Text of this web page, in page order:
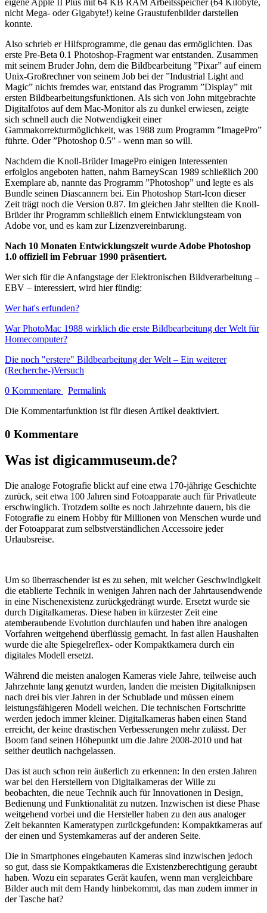
nicht Mega- oder Gigabyte!) keine Graustufenbilder darstellen
konnte.
Also schrieb er Hilfsprogramme, die genau das ermöglichten. Das
erste Pre-Beta 0.1 Photoshop-Fragment war entstanden. Zusammen
mit seinem Bruder John, dem die Bildbearbeitung ”Pixar” auf einem
Unix-Großrechner von seinem Job bei der ”Industrial Light and
Magic” nichts fremdes war, entstand das Programm ”Display” mit
ersten Bildbearbeitungsfunktionen. Als sich von John mitgebrachte
Digitalfotos auf dem Mac-Monitor als zu dunkel erwiesen, zeigte
sich schnell auch die Notwendigkeit einer
Gammakorrekturmöglichkeit, was 1988 zum Programm ”ImagePro”
führte. Oder ”Photoshop 0.5” - wenn man so will.
Nachdem die Knoll-Brüder ImagePro einigen Interessenten
erfolglos angeboten hatten, nahm BarneyScan 1989 schließlich 200
Exemplare ab, nannte das Programm ”Photoshop” und legte es als
Bundle seinen Diascannern bei. Ein Photoshop Start-Icon dieser
Zeit trägt noch die Version 0.87. Im gleichen Jahr stellten die Knoll-
Brüder ihr Programm schließlich einem Entwicklungsteam von
Adobe vor, und es kam zur Lizenzvereinbarung.
Nach 10 Monaten Entwicklungszeit wurde Adobe Photoshop
1.0 offiziell im Februar 1990 präsentiert.
Wer sich für die Anfangstage der Elektronischen Bildverarbeitung –
EBV – interessiert, wird hier fündig:
Wer hat's erfunden?
War PhotoMac 1988 wirklich die erste Bildbearbeitung der Welt für
Homecomputer?
Die noch "erstere" Bildbearbeitung der Welt – Ein weiterer
(Recherche-)Versuch
0 Kommentare
Permalink
Die Kommentarfunktion ist für diesen Artikel deaktiviert.
0 Kommentare
Was ist digicammuseum.de?
Die analoge Fotografie blickt auf eine etwa 170-jährige Geschichte
zurück, seit etwa 100 Jahren sind Fotoapparate auch für Privatleute
erschwinglich. Trotzdem sollte es noch Jahrzehnte dauern, bis die
Fotografie zu einem Hobby für Millionen von Menschen wurde und
der Fotoapparat zum selbstverständlichen Accessoire jeder
Urlaubsreise.
Um so überraschender ist es zu sehen, mit welcher Geschwindigkeit
die etablierte Technik in wenigen Jahren nach der Jahrtausendwende
in eine Nischenexistenz zurückgedrängt wurde. Ersetzt wurde sie
durch Digitalkameras. Diese haben in kürzester Zeit eine
atemberaubende Evolution durchlaufen und haben ihre analogen
Vorfahren weitgehend überflüssig gemacht. In fast allen Haushalten
wurde die alte Spiegelreflex- oder Kompaktkamera durch ein
digitales Modell ersetzt.
Während die meisten analogen Kameras viele Jahre, teilweise auch
Jahrzehnte lang genutzt wurden, landen die meisten Digitalknipsen
nach drei bis vier Jahren in der Schublade und müssen einem
leistungsfähigeren Modell weichen. Die technischen Fortschritte
werden jedoch immer kleiner. Digitalkameras haben einen Stand
erreicht, der keine drastischen Verbesserungen mehr zulässt. Der
Boom fand seinen Höhepunkt um die Jahre 2008-2010 und hat
seither deutlich nachgelassen.
Das ist auch schon rein äußerlich zu erkennen: In den ersten Jahren
war bei den Herstellern von Digitalkameras der Wille zu
beobachten, die neue Technik auch für Innovationen in Design,
Bedienung und Funktionalität zu nutzen. Inzwischen ist diese Phase
weitgehend vorbei und die Hersteller haben zu den aus analoger
Zeit bekannten Kameratypen zurückgefunden: Kompaktkameras auf
der einen und Systemkameras auf der anderen Seite.
Die in Smartphones eingebauten Kameras sind inzwischen jedoch
so gut, dass sie Kompaktkameras die Existenzberechtigung geraubt
haben. Wozu ein separates Gerät kaufen, wenn man vergleichbare
Bilder auch mit dem Handy hinbekommt, das man zudem immer in
der Tasche hat?